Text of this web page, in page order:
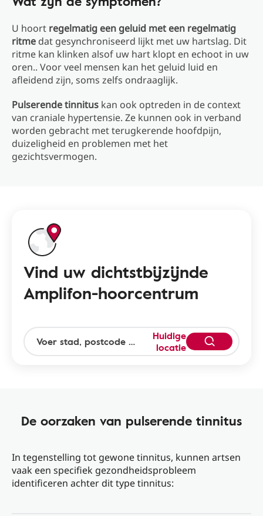
U hoort regelmatig een geluid met een regelmatig
ritme dat gesynchroniseerd lijkt met uw hartslag. Dit
ritme kan klinken alsof uw hart klopt en echoot in uw
oren.. Voor veel mensen kan het geluid luid en
afleidend zijn, soms zelfs ondraaglijk.
Pulserende tinnitus kan ook optreden in de context
van craniale hypertensie. Ze kunnen ook in verband
worden gebracht met terugkerende hoofdpijn,
duizeligheid en problemen met het
gezichtsvermogen.
Vind uw dichtstbijzijnde
Amplifon-hoorcentrum
Huidige
locatie
De oorzaken van pulserende tinnitus
In tegenstelling tot gewone tinnitus, kunnen artsen
vaak een specifiek gezondheidsprobleem
identificeren achter dit type tinnitus: